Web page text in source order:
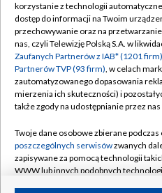
Abonament TVP
Emisja w TVP
Centrum informacji TVP
Naziemna Telewizja
Rada Programowa
System NOS
Informacje o nadawcy
Polityka
Moje
korzystanie z technologii
dostęp do informacji na Twoim
przechowywanie oraz na
nas, czyli Telewizję Polską S.A. w
Zaufanych Partnerów z IAB* (1201 firm)
Partnerów TVP (93 firm), w celach
zautomatyzowanego dopasowania
mierzenia ich skuteczności) i
także zgody na udostępnianie przez
Twoje dane osobowe zbierane
poszczególnych serwisówzwanych
zapisywane za pomocą technologii
WWW lub innych podobnych